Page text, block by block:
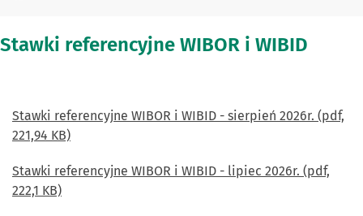
Stawki referencyjne WIBOR i WIBID
Stawki referencyjne WIBOR i WIBID - sierpień 2026r. (pdf,
221,94 KB)
Stawki referencyjne WIBOR i WIBID - lipiec 2026r. (pdf,
222,1 KB)